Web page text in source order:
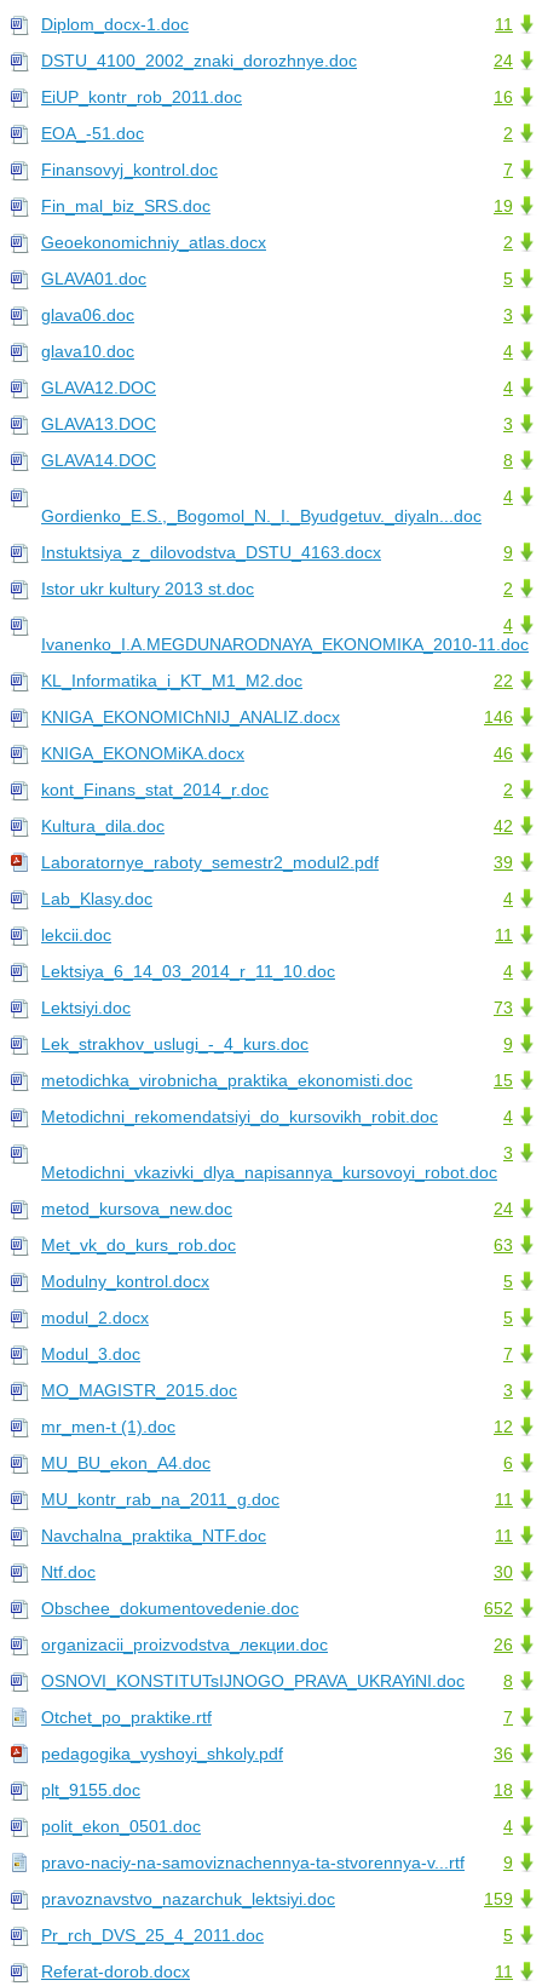
11
Diplom_docx-1.doc
24
DSTU_4100_2002_znaki_dorozhnye.doc
16
EiUP_kontr_rob_2011.doc
2
EOA_-51.doc
7
Finansovyj_kontrol.doc
19
Fin_mal_biz_SRS.doc
2
Geoekonomichniy_atlas.docx
5
GLAVA01.doc
3
glava06.doc
4
glava10.doc
4
GLAVA12.DOC
3
GLAVA13.DOC
8
GLAVA14.DOC
4
Gordienko_E.S.,_Bogomol_N._I._Byudgetuv._diyaln...doc
9
Instuktsiya_z_dilovodstva_DSTU_4163.docx
2
Istor ukr kultury 2013 st.doc
4
Ivanenko_I.A.MEGDUNARODNAYA_EKONOMIKA_2010-11.doc
22
KL_Informatika_i_KT_M1_M2.doc
146
KNIGA_EKONOMIChNIJ_ANALIZ.docx
46
KNIGA_EKONOMiKA.docx
2
kont_Finans_stat_2014_r.doc
42
Kultura_dila.doc
39
Laboratornye_raboty_semestr2_modul2.pdf
4
Lab_Klasy.doc
11
lekcii.doc
4
Lektsiya_6_14_03_2014_r_11_10.doc
73
Lektsiyi.doc
9
Lek_strakhov_uslugi_-_4_kurs.doc
15
metodichka_virobnicha_praktika_ekonomisti.doc
4
Metodichni_rekomendatsiyi_do_kursovikh_robit.doc
3
Metodichni_vkazivki_dlya_napisannya_kursovoyi_robot.doc
24
metod_kursova_new.doc
63
Met_vk_do_kurs_rob.doc
5
Modulny_kontrol.docx
5
modul_2.docx
7
Modul_3.doc
3
MO_MAGISTR_2015.doc
12
mr_men-t (1).doc
6
MU_BU_ekon_A4.doc
11
MU_kontr_rab_na_2011_g.doc
11
Navchalna_praktika_NTF.doc
30
Ntf.doc
652
Obschee_dokumentovedenie.doc
26
organizacii_proizvodstva_лекции.doc
8
OSNOVI_KONSTITUTsIJNOGO_PRAVA_UKRAYiNI.doc
7
Otchet_po_praktike.rtf
36
pedagogika_vyshoyi_shkoly.pdf
18
plt_9155.doc
4
polit_ekon_0501.doc
9
pravo-naciy-na-samoviznachennya-ta-stvorennya-v...rtf
159
pravoznavstvo_nazarchuk_lektsiyi.doc
5
Pr_rch_DVS_25_4_2011.doc
11
Referat-dorob.docx